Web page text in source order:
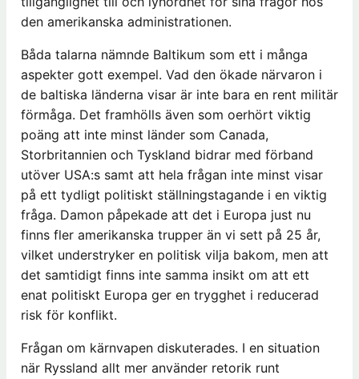
den amerikanska administrationen.
Båda talarna nämnde Baltikum som ett i många
aspekter gott exempel. Vad den ökade närvaron i
de baltiska länderna visar är inte bara en rent militär
förmåga. Det framhölls även som oerhört viktig
poäng att inte minst länder som Canada,
Storbritannien och Tyskland bidrar med förband
utöver USA:s samt att hela frågan inte minst visar
på ett tydligt politiskt ställningstagande i en viktig
fråga. Damon påpekade att det i Europa just nu
finns fler amerikanska trupper än vi sett på 25 år,
vilket understryker en politisk vilja bakom, men att
det samtidigt finns inte samma insikt om att ett
enat politiskt Europa ger en trygghet i reducerad
risk för konflikt.
Frågan om kärnvapen diskuterades. I en situation
när Ryssland allt mer använder retorik runt